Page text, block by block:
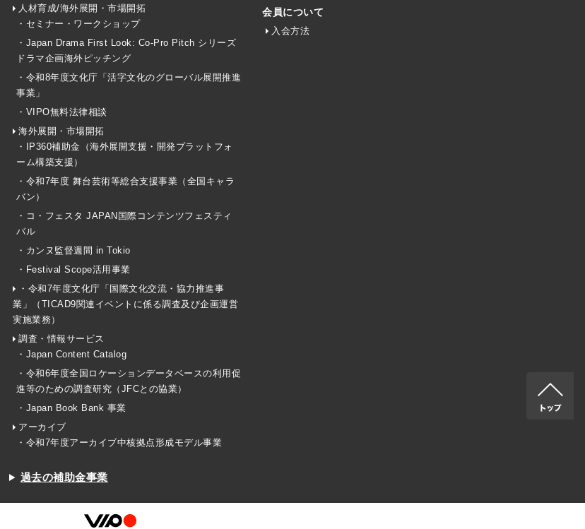
人材育成/海外展開・市場開拓
・セミナー・ワークショップ
・Japan Drama First Look: Co-Pro Pitch シリーズ
ドラマ企画海外ピッチング
・令和8年度文化庁「活字文化のグローバル展開推進
事業」
・VIPO無料法律相談
海外展開・市場開拓
・IP360補助金（海外展開支援・開発プラットフォ
ーム構築支援）
・令和7年度 舞台芸術等総合支援事業（全国キャラ
バン）
・コ・フェスタ JAPAN国際コンテンツフェスティ
バル
・カンヌ監督週間 in Tokio
・Festival Scope活用事業
・令和7年度文化庁「国際文化交流・協力推進事
業」（TICAD9関連イベントに係る調査及び企画運営
実施業務）
調査・情報サービス
・Japan Content Catalog
・令和6年度全国ロケーションデータベースの利用促
進等のための調査研究（JFCとの協業）
・Japan Book Bank 事業
アーカイブ
・令和7年度アーカイブ中核拠点形成モデル事業
過去の補助金事業
会員について
入会方法